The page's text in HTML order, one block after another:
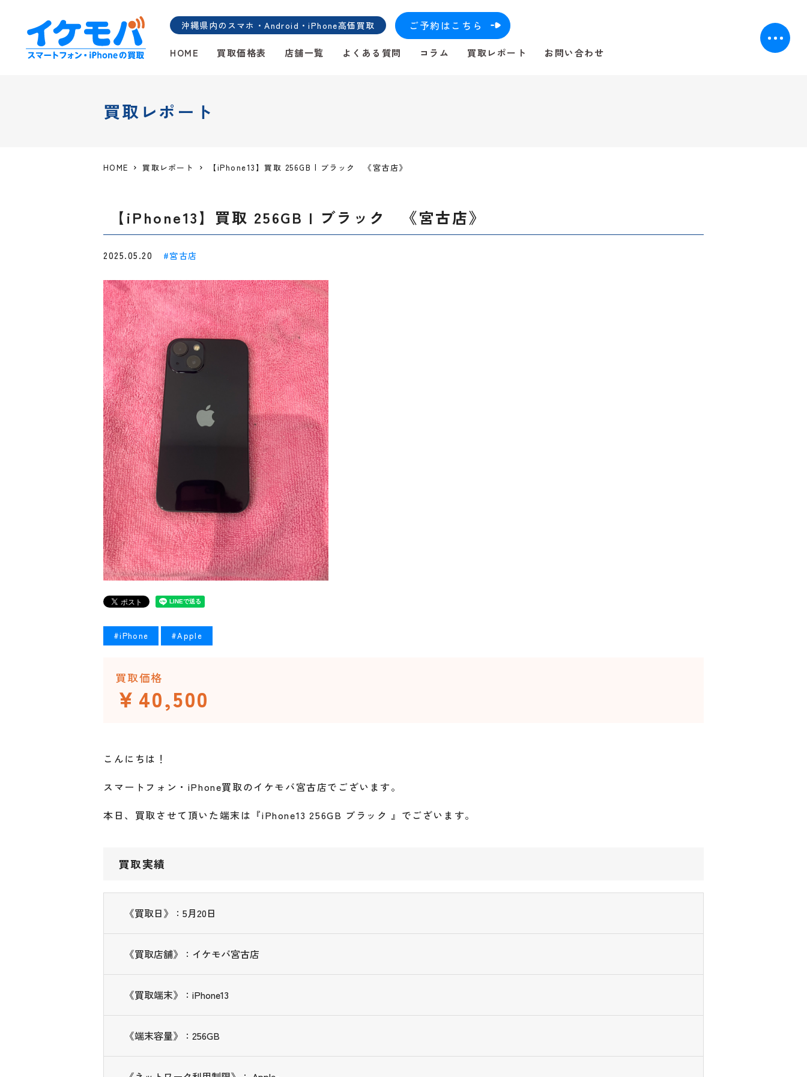
沖縄県内のスマホ・Android・iPhone高価買取 ご予約はこちら
HOME 買取価格表 店舗一覧 よくある質問 コラム 買取レポート お問い合わせ
買取レポート
HOME 買取レポート 【iPhone13】買取 256GB | ブラック 《宮古店》
【iPhone13】買取 256GB | ブラック 《宮古店》
2025.05.20 宮古店
#iPhone #Apple
買取価格
￥40,500
こんにちは！
スマートフォン・iPhone買取のイケモバ宮古店でございます。
本日、買取させて頂いた端末は『iPhone13 256GB ブラック 』でございます。
買取実績
《買取日》：5月20日
《買取店舗》：イケモバ宮古店
《買取端末》：iPhone13
《端末容量》：256GB